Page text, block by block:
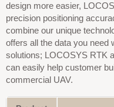
design more easier,
precision positioning
combine our unique
offers all the data you need
solutions; LOCOSYS RTK
can easily help customer
commercial UAV.